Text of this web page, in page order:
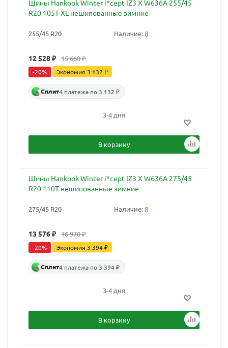
Шины Hankook Winter i*cept IZ3 X W636A 255/45
R20 105T XL нешипованные зимние
255/45 R20 Наличие:8
12 528₽ 15 660₽
-20% Экономия 3 132 ₽
Сплит4 платежа по 3 132 ₽
3-4 дня
В корзину
Шины Hankook Winter i*cept IZ3 X W636A 275/45
R20 110T нешипованные зимние
275/45 R20 Наличие:8
13 576₽ 16 970₽
-20% Экономия 3 394₽
Сплит4 платежа по 3 394 ₽
3-4 дня
В корзину